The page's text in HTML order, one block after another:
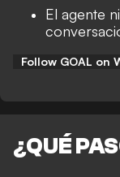
El agente
Follow GOAL on
¿QUÉ